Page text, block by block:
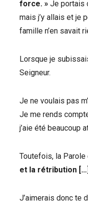
force. » Je portais
mais j’y allais et je
famille n’en savait
Lorsque je
Seigneur.
Je ne voulais pas
Je me rends
j’aie été beaucoup
Toutefois, la Parole
et la rétribution […]
J’aimerais donc te